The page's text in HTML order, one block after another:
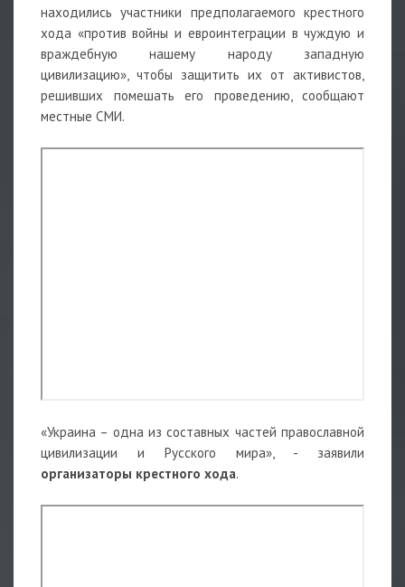
находились участники предполагаемого крестного
хода «против войны и евроинтеграции в чуждую и
враждебную нашему народу западную
цивилизацию», чтобы защитить их от активистов,
решивших помешать его проведению, сообщают
местные СМИ.
«Украина – одна из составных частей православной
цивилизации и Русского мира», - заявили
организаторы крестного хода.